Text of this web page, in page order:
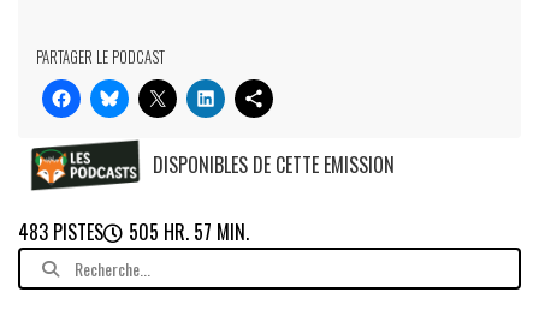
PARTAGER LE PODCAST
DISPONIBLES DE CETTE EMISSION
483 PISTES 505 HR. 57 MIN.